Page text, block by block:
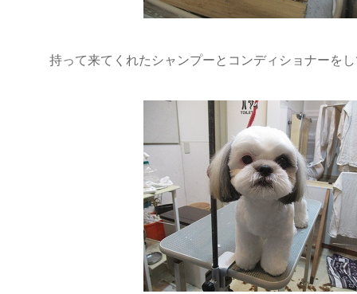
持って来てくれたシャンプーとコンディショナーを